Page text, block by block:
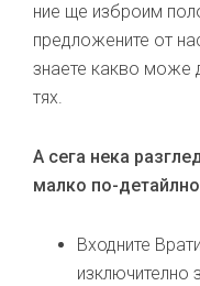
ние ще изброим
предложените от
знаете какво може
тях.
А сега нека
малко по-
Входните
изключително